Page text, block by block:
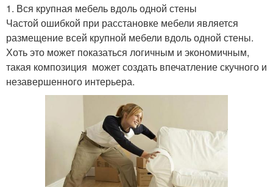
1. Вся крупная мебель вдоль одной стены
Частой ошибкой при расстановке мебели является
размещение всей крупной мебели вдоль одной стены.
Хоть это может показаться логичным и экономичным,
такая композиция может создать впечатление скучного и
незавершенного интерьера.